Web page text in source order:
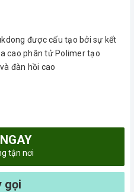
được cấu tạo bởi sự kết
cao phân tử Polimer tạo
đàn hồi cao
tận nơi
gọi